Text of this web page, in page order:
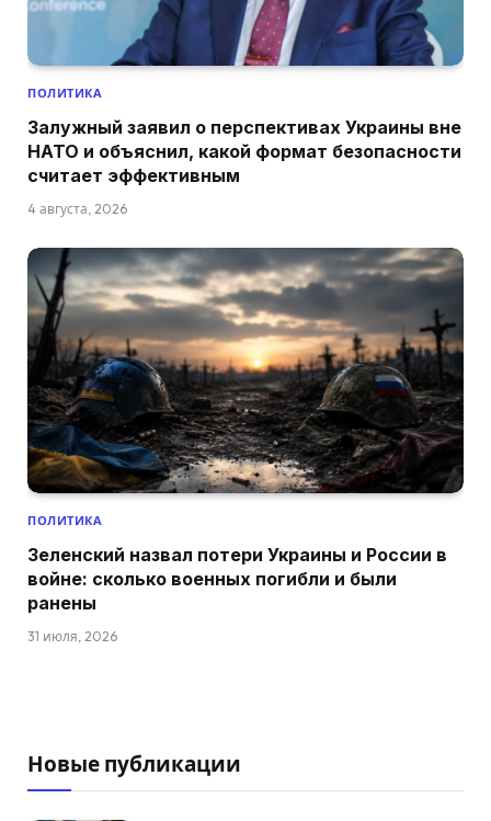
ПОЛИТИКА
Залужный заявил о перспективах Украины вне
НАТО и объяснил, какой формат безопасности
считает эффективным
4 августа, 2026
ПОЛИТИКА
Зеленский назвал потери Украины и России в
войне: сколько военных погибли и были
ранены
31 июля, 2026
Новые публикации